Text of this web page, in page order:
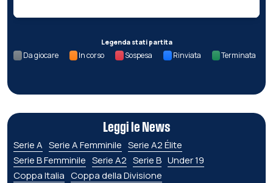
Legenda stati partita
Da giocare In corso Sospesa Rinviata Terminata
Leggi le News
Serie A Serie A Femminile Serie A2 Élite
Serie B Femminile Serie A2 Serie B Under 19
Coppa Italia Coppa della Divisione